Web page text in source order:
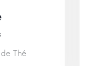
Thé